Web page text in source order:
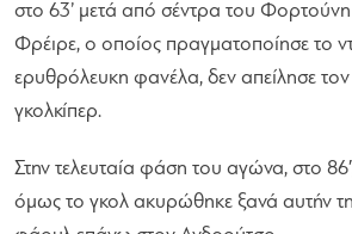
στο 63’ μετά από σέντρα του
Φρέιρε, ο οποίος πραγματοποίησε το
ερυθρόλευκη φανέλα, δεν απείλησε τον
γκολκίπερ.
Στην τελευταία φάση του αγώνα, στο
όμως το γκολ ακυρώθηκε ξανά αυτήν